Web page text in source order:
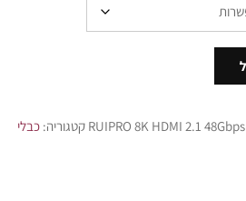
RUIPRO 8K HDMI 2.1 קטגוריה: כבלי